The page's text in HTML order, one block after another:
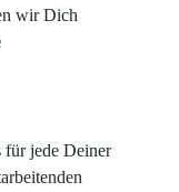
wir Dich
für jede Deiner